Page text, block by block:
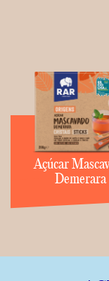
Açúcar
Demerara